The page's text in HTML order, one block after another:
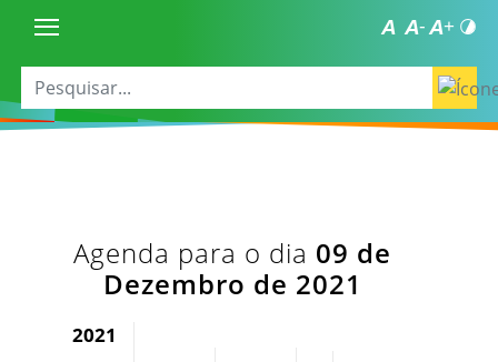
Agenda para o dia 09 de
Dezembro de 2021
2021